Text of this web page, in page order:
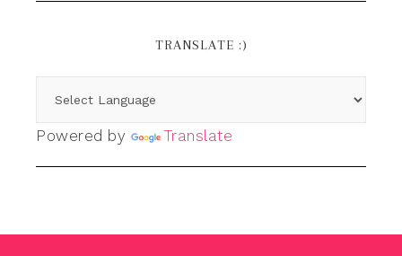
TRANSLATE :)
Powered by Translate